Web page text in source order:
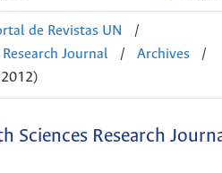
de Revistas UN
/
Journal
/ Archives
/
Sciences Research